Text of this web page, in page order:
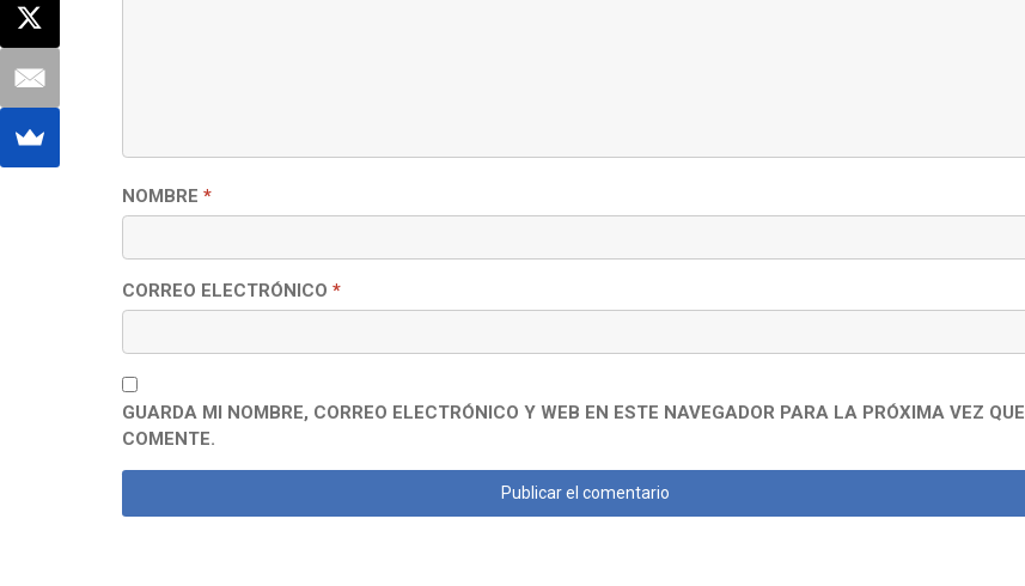
NOMBRE *
CORREO ELECTRÓNICO *
GUARDA MI NOMBRE, CORREO ELECTRÓNICO Y WEB EN ESTE NAVEGADOR PARA LA PRÓXIMA VEZ QUE
COMENTE.